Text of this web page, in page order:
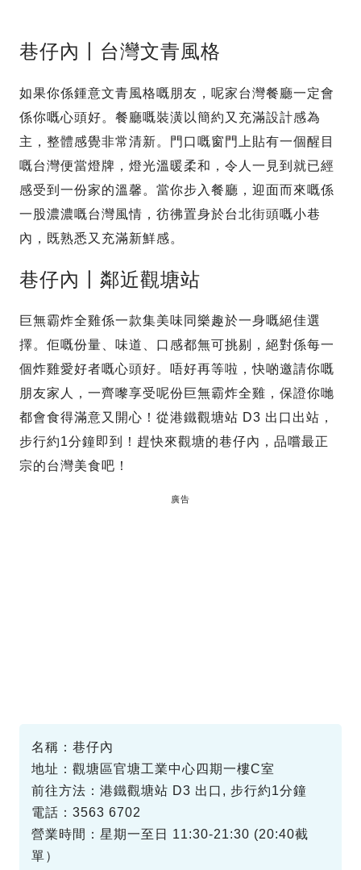
巷仔內〡台灣文青風格
如果你係鍾意文青風格嘅朋友，呢家台灣餐廳一定會
係你嘅心頭好。餐廳嘅裝潢以簡約又充滿設計感為
主，整體感覺非常清新。門口嘅窗門上貼有一個醒目
嘅台灣便當燈牌，燈光溫暖柔和，令人一見到就已經
感受到一份家的溫馨。當你步入餐廳，迎面而來嘅係
一股濃濃嘅台灣風情，彷彿置身於台北街頭嘅小巷
內，既熟悉又充滿新鮮感。
巷仔內〡鄰近觀塘站
巨無霸炸全雞係一款集美味同樂趣於一身嘅絕佳選
擇。佢嘅份量、味道、口感都無可挑剔，絕對係每一
個炸雞愛好者嘅心頭好。唔好再等啦，快啲邀請你嘅
朋友家人，一齊嚟享受呢份巨無霸炸全雞，保證你哋
都會食得滿意又開心！從港鐵觀塘站 D3 出口出站，
步行約1分鐘即到！趕快來觀塘的巷仔內，品嚐最正
宗的台灣美食吧！
廣告
名稱：巷仔內
地址：觀塘區官塘工業中心四期一樓C室
前往方法：港鐵觀塘站 D3 出口, 步行約1分鐘
電話：3563 6702
營業時間：星期一至日 11:30-21:30 (20:40截
單）